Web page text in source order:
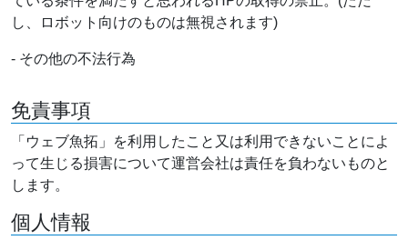
し、ロボット向けのものは無視されます)
- その他の不法行為
免責事項
「ウェブ魚拓」を利用したこと又は利用できないことによ
って生じる損害について運営会社は責任を負わないものと
します。
個人情報